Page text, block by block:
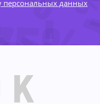
персональных данных
-
K